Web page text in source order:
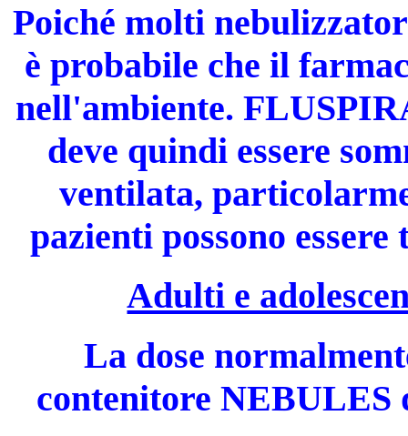
Poiché molti
è probabile che il
nell'ambiente.
deve quindi essere
ventilata,
pazienti possono
Adulti e
La dose
contenitore NEBULES